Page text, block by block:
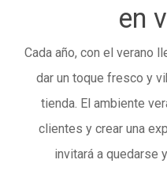
en
Cada año, con el verano
dar un toque fresco y
tienda. El ambiente
clientes y crear una
invitará a quedarse